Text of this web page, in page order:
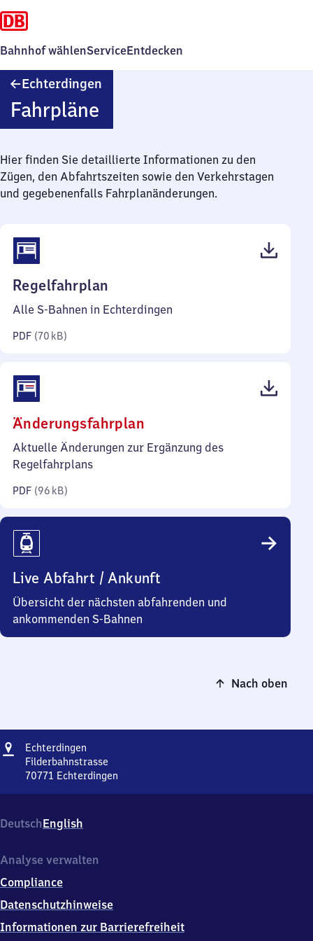
Bahnhof wählenServiceEntdecken
Echterdingen
Fahrpläne
Hier finden Sie detaillierte Informationen zu den
Zügen, den Abfahrtszeiten sowie den Verkehrstagen
und gegebenenfalls Fahrplanänderungen.
Regelfahrplan
70
Alle S-Bahnen in Echterdingen
PDF (70 kB)
Änderungsfahrplan
96
Aktuelle Änderungen zur Ergänzung des
Regelfahrplans
PDF (96 kB)
Live Abfahrt / Ankunft
Übersicht der nächsten abfahrenden und
ankommenden S-Bahnen
Nach oben
Adresse
Echterdingen
Filderbahnstrasse
70771 Echterdingen
7
0
7
Echterdingen
DeutschEnglish
Analyse verwalten
Compliance
Datenschutzhinweise
Informationen zur Barrierefreiheit